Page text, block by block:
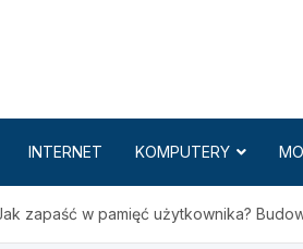
INTERNET KOMPUTERY
zapaść w pamięć użytkownika?